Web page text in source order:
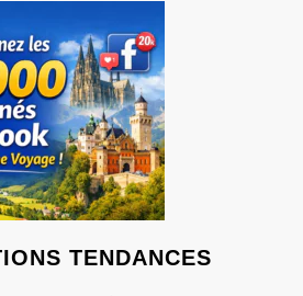
TENDANCES